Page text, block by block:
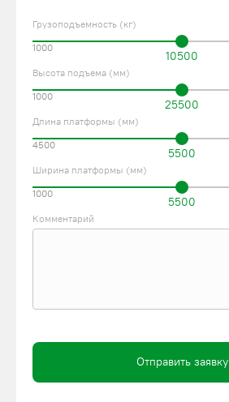
Грузоподъемность (кг)
10500
1000
Высота подъема (мм)
25500
1000
Длина платформы (мм)
5500
4500
Ширина платформы (мм)
5500
1000
Комментарий
Отправить заявку